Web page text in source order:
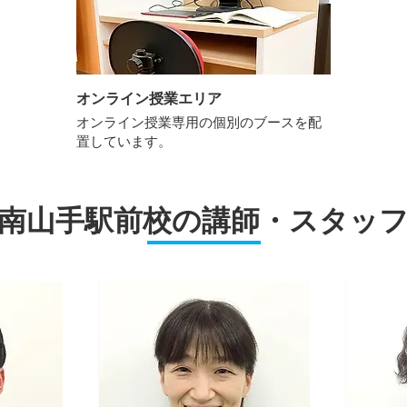
オンライン授業エリア
​オンライン授業専用の個別のブースを配
置しています。
山手駅前校の講師・スタッ